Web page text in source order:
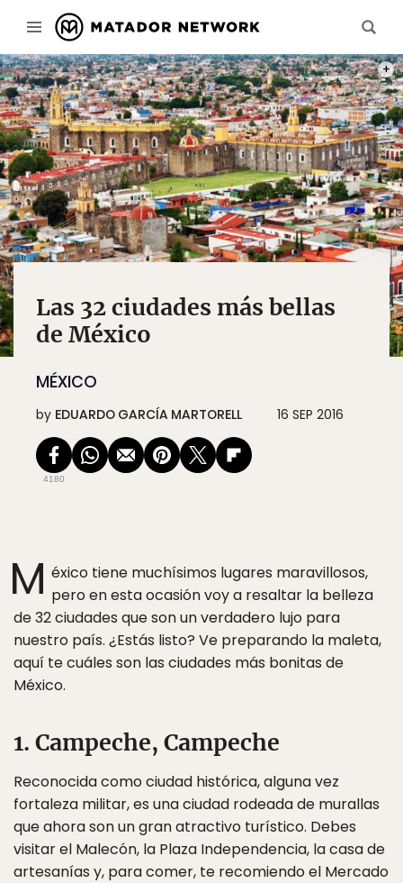
Las 32 ciudades más bellas
de México
MÉXICO
by EDUARDO GARCÍA MARTORELL 16 SEP 2016
4180
M éxico tiene muchísimos lugares maravillosos,
pero en esta ocasión voy a resaltar la belleza
de 32 ciudades que son un verdadero lujo para
nuestro país. ¿Estás listo? Ve preparando la maleta,
aquí te cuáles son las ciudades más bonitas de
México.
1. Campeche, Campeche
Reconocida como ciudad histórica, alguna vez
fortaleza militar, es una ciudad rodeada de murallas
que ahora son un gran atractivo turístico. Debes
visitar el Malecón, la Plaza Independencia, la casa de
artesanías y, para comer, te recomiendo el Mercado